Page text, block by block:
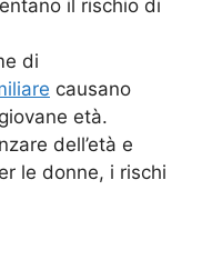
il rischio di
di
causano
età.
dell’età e
le donne, i rischi